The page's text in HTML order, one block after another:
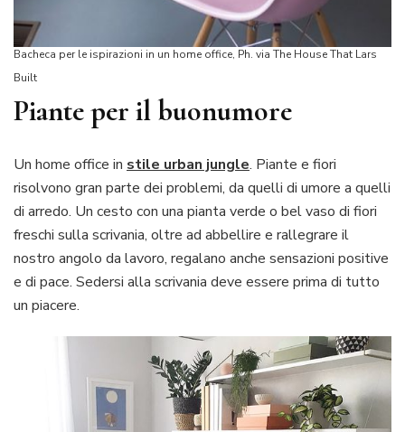
Bacheca per le ispirazioni in un home office, Ph. via The House That Lars
Built
Piante per il buonumore
Un home office in stile urban jungle. Piante e fiori
risolvono gran parte dei problemi, da quelli di umore a quelli
di arredo. Un cesto con una pianta verde o bel vaso di fiori
freschi sulla scrivania, oltre ad abbellire e rallegrare il
nostro angolo da lavoro, regalano anche sensazioni positive
e di pace. Sedersi alla scrivania deve essere prima di tutto
un piacere.